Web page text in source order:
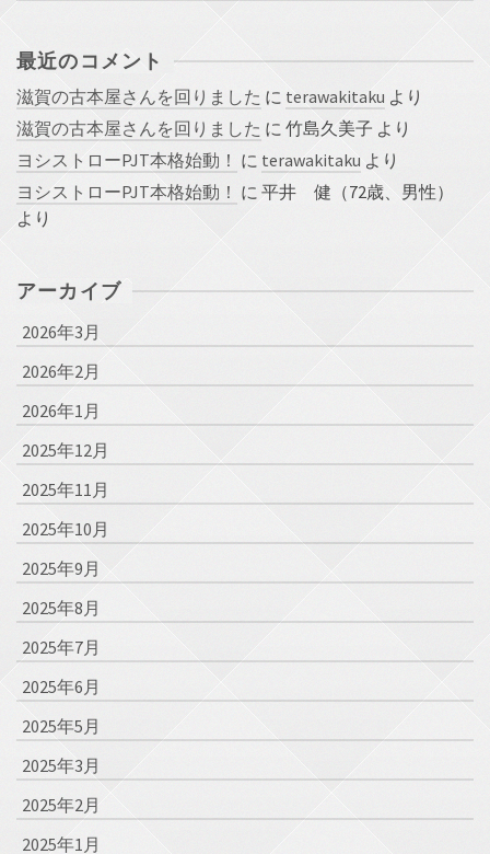
最近のコメント
滋賀の古本屋さんを回りました に terawakitaku より
滋賀の古本屋さんを回りました に 竹島久美子 より
ヨシストローPJT本格始動！ に terawakitaku より
ヨシストローPJT本格始動！ に 平井 健（72歳、男性）
より
アーカイブ
2026年3月
2026年2月
2026年1月
2025年12月
2025年11月
2025年10月
2025年9月
2025年8月
2025年7月
2025年6月
2025年5月
2025年3月
2025年2月
2025年1月